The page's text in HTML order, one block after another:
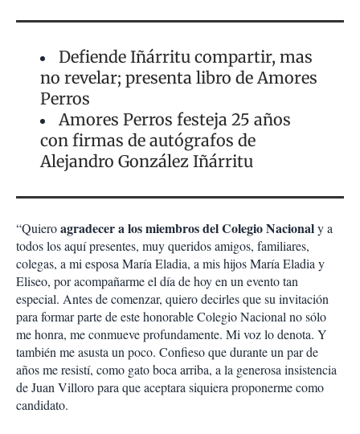
Defiende Iñárritu compartir, mas
no revelar; presenta libro de Amores
Perros
Amores Perros festeja 25 años
con firmas de autógrafos de
Alejandro González Iñárritu
“Quieroagradecer a los miembros del Colegio Nacionaly a
todos los aquí presentes, muy queridos amigos, familiares,
colegas, a mi esposa María Eladia, a mis hijos María Eladia y
Eliseo, por acompañarme el día de hoy en un evento tan
especial. Antes de comenzar, quiero decirles que su invitación
para formar parte de este honorable Colegio Nacional no sólo
me honra, me conmueve profundamente. Mi voz lo denota. Y
también me asusta un poco. Confieso que durante un par de
años me resistí, como gato boca arriba, a la generosa insistencia
de Juan Villoro para que aceptara siquiera proponerme como
candidato.